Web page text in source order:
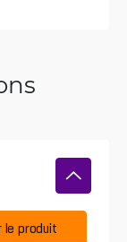
le produit